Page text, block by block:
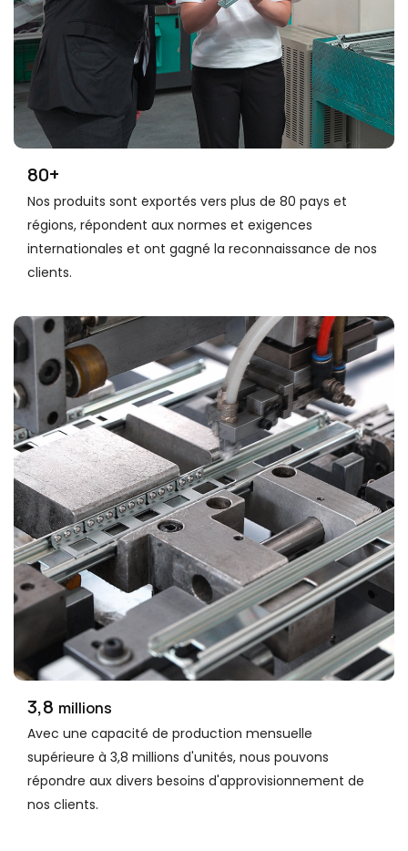
80+
Nos produits sont exportés vers plus de 80 pays et
régions, répondent aux normes et exigences
internationales et ont gagné la reconnaissance de nos
clients.
3,8 millions
Avec une capacité de production mensuelle
supérieure à 3,8 millions d'unités, nous pouvons
répondre aux divers besoins d'approvisionnement de
nos clients.